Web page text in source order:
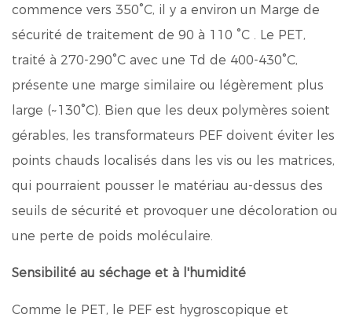
commence vers 350°C, il y a environ un Marge de
sécurité de traitement de 90 à 110 °C . Le PET,
traité à 270-290°C avec une Td de 400-430°C,
présente une marge similaire ou légèrement plus
large (~130°C). Bien que les deux polymères soient
gérables, les transformateurs PEF doivent éviter les
points chauds localisés dans les vis ou les matrices,
qui pourraient pousser le matériau au-dessus des
seuils de sécurité et provoquer une décoloration ou
une perte de poids moléculaire.
Sensibilité au séchage et à l'humidité
Comme le PET, le PEF est hygroscopique et